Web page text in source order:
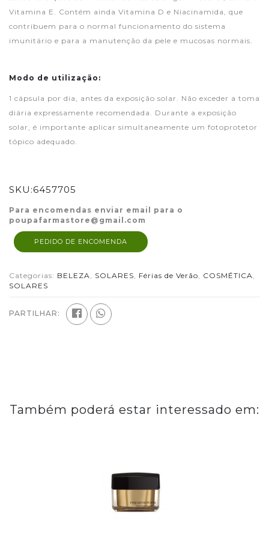
Vitamina E. Contém ainda Vitamina D e Niacinamida, que
contribuem para o normal funcionamento do sistema
imunitário e para a manutenção da pele e mucosas normais.
Modo de utilização:
1 cápsula por dia, antes da exposição solar. Não exceder a toma
diária expressamente recomendada. Durante a exposição
solar, é importante aplicar simultaneamente um fotoprotetor
tópico adequado.
SKU:6457705
Para encomendas enviar email para o
poupafarmastore@gmail.com
PEDIDO DE ENCOMENDA
Categorias: BELEZA, SOLARES, Férias de Verão, COSMÉTICA,
SOLARES
PARTILHAR:
Também poderá estar interessado em: